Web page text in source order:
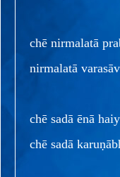
chē nirmalatā
nirmalatā
chē sadā ēnā
chē sadā